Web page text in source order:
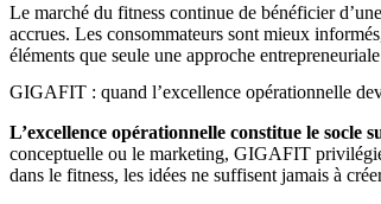
Le marché du fitness continue de bénéficier
accrues. Les consommateurs sont mieux
éléments que seule une approche
GIGAFIT : quand l’excellence opérationnelle
L’excellence opérationnelle constitue le
conceptuelle ou le marketing, GIGAFIT
dans le fitness, les idées ne suffisent jamais à